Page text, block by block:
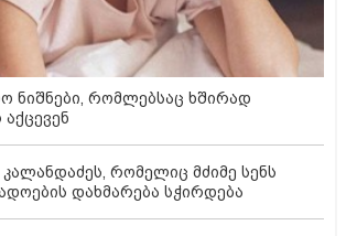
ნიშნები, რომლებსაც ხშირად
რომელიც მძიმე სენს
დახმარება სჭირდება